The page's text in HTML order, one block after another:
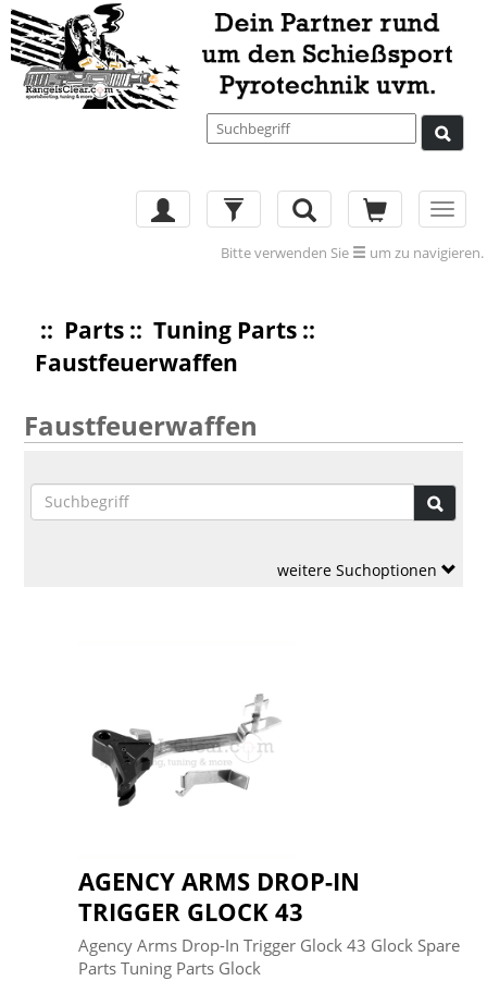
Bitte verwenden Sie um zu navigieren.
:: Parts ::Tuning Parts ::
Faustfeuerwaffen
Faustfeuerwaffen
weitere Suchoptionen
AGENCY ARMS DROP-IN
TRIGGER GLOCK 43
Agency Arms Drop-In Trigger Glock 43 Glock Spare
Parts Tuning Parts Glock